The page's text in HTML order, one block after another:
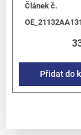
Článek č.
OE_21132AA131
Přidat do